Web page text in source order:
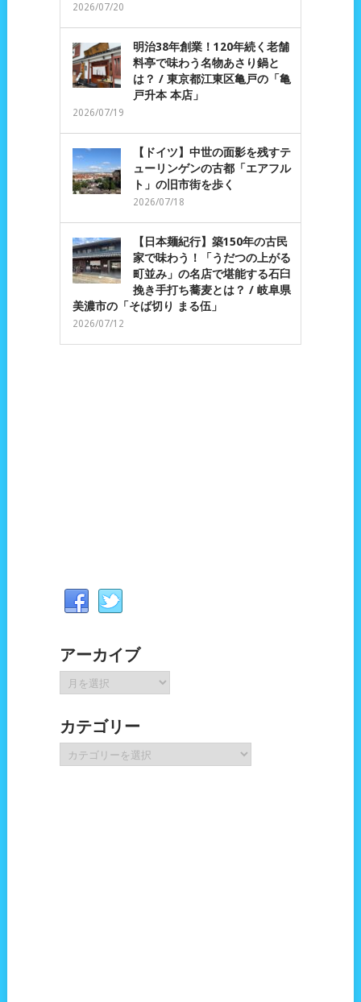
2026/07/20
明治38年創業！120年続く老舗
料亭で味わう名物あさり鍋と
は？ / 東京都江東区亀戸の「亀
戸升本 本店」
2026/07/19
【ドイツ】中世の面影を残すテ
ューリンゲンの古都「エアフル
ト」の旧市街を歩く
2026/07/18
【日本麺紀行】築150年の古民
家で味わう！「うだつの上がる
町並み」の名店で堪能する石臼
挽き手打ち蕎麦とは？ / 岐阜県
美濃市の「そば切り まる伍」
2026/07/12
アーカイブ
ー
イ
ブ
カテゴリー
テ